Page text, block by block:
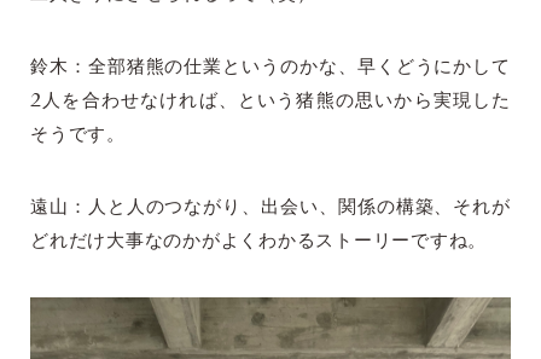
鈴木：全部猪熊の仕業というのかな、早くどうにかして
2人を合わせなければ、という猪熊の思いから実現した
そうです。
遠山：人と人のつながり、出会い、関係の構築、それが
どれだけ大事なのかがよくわかるストーリーですね。